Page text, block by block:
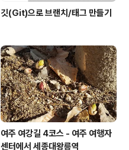
깃(Git)으로 브랜치/태그 만들기
여주 여강길 4코스 - 여주 여행자
센터에서 세종대왕릉역